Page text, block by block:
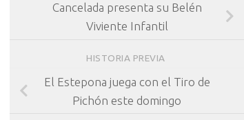
Cancelada presenta su Belén
Viviente Infantil
HISTORIA PREVIA
El Estepona juega con el Tiro de
Pichón este domingo